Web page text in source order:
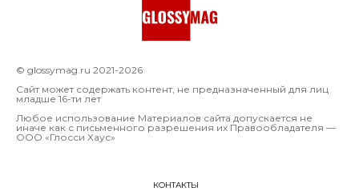
© glossymag.ru 2021-2026
Сайт может содержать контент, не предназначенный для лиц
младше 16-ти лет
Любое использование Материалов сайта допускается не
иначе как с письменного разрешения их Правообладателя —
OOO «Глосси Хаус»
КОНТАКТЫ